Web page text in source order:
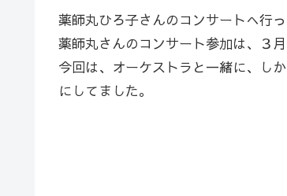
薬師丸ひろ子さんのコンサートへ行っ
薬師丸さんのコンサート参加は、３
今回は、オーケストラと一緒に、し
にしてました。